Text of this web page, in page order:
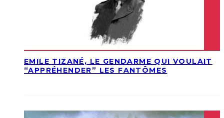
EMILE TIZANÉ, LE GENDARME QUI VOULAIT
“APPRÉHENDER” LES FANTÔMES